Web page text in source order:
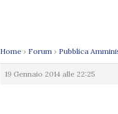
Home › Forum › Pubblica
19 Gennaio 2014 alle 22:25